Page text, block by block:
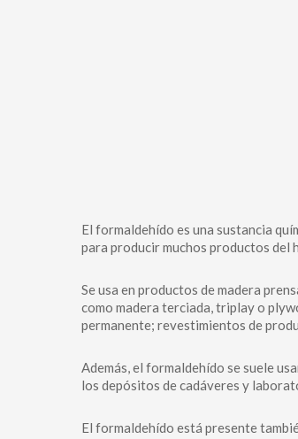
El formaldehído es una sustancia
para producir muchos productos del
Se usa en productos de madera
como madera terciada, triplay o
permanente; revestimientos de
Además, el formaldehído se suele
los depósitos de cadáveres y
El formaldehído está presente